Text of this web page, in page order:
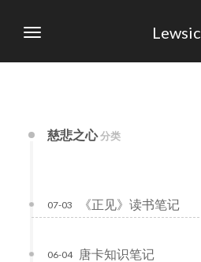
Lewsic
慈悲之心分类
《正见》读书笔记
07-03
唐卡知识笔记
06-04